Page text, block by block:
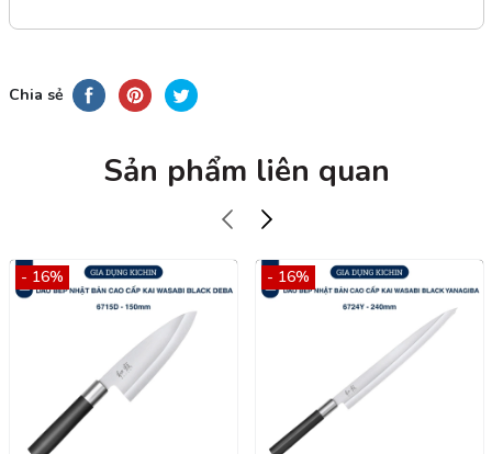
Chia sẻ
Sản phẩm liên quan
- 16% - 16%